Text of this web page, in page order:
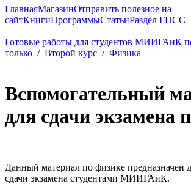
ГлавнаяМагазинОтправить полезное на
сайтКнигиПрограммыСтатьиРаздел ГНСС
Готовые работы для студентов МИИГАиК
только / Второй курс / Физика
Вспомогательный
для сдачи экзамена
Данный материал по физике предназначен
сдачи экзамена студентами МИИГАиК.